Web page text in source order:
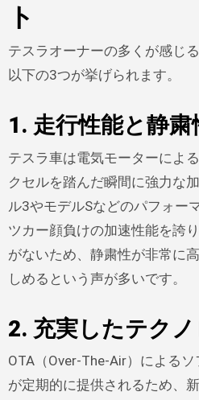
ト
テスラオーナーの多くが感じ
以下の3つが挙げられます。
1. 走行性能と静粛
テスラ車は電気モーターによ
クセルを踏んだ瞬間に強力な
ル3やモデルSなどのパフォー
ツカー顔負けの加速性能を誇
がないため、静粛性が非常に
しめるという声が多いです。
2. 充実したテク
OTA（Over-The-Air）による
が定期的に提供されるため、